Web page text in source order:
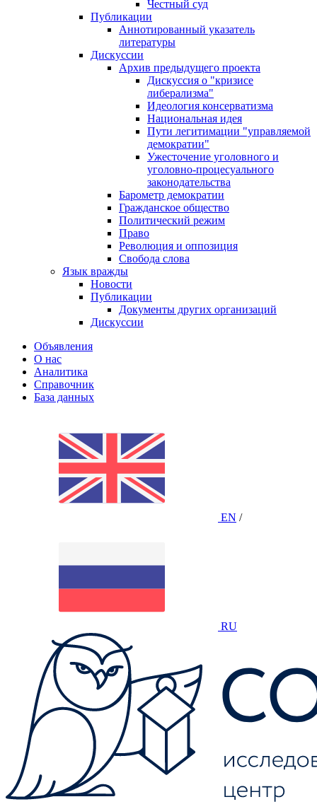
Честный суд
Публикации
Аннотированный указатель
литературы
Дискуссии
Архив предыдущего проекта
Дискуссия о "кризисе
либерализма"
Идеология консерватизма
Национальная идея
Пути легитимации "управляемой
демократии"
Ужесточение уголовного и
уголовно-процесуального
законодательства
Барометр демократии
Гражданское общество
Политический режим
Право
Революция и оппозиция
Свобода слова
Язык вражды
Новости
Публикации
Документы других организаций
Дискуссии
Объявления
О нас
Аналитика
Справочник
База данных
EN /
RU